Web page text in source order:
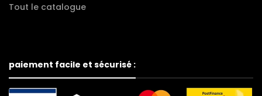
Tout le catalogue
paiement facile et sécurisé :